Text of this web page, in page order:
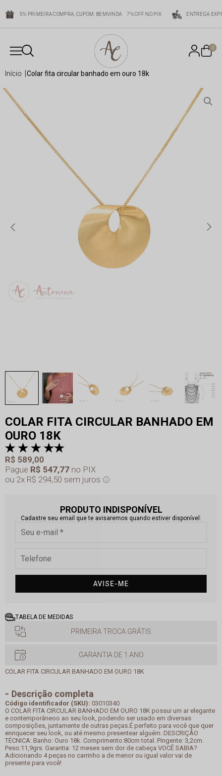
5% PRIMEIRA COMPRA, CUPOM: BEMVINDA 7% OFF NO PIX ENTREGA
0
início colar fita circular banhado em ouro 18k
COLAR FITA CIRCULAR BANHADO EM
OURO 18K
Pague R$ 547,77no PIX
R$ 589,00
2x R$ 294,50 sem juros
PRODUTO INDISPONÍVEL
Cadastre seu email que te avisaremos quando estiver disponível:
AVISE-ME
TABELA DE MEDIDAS
PRIMEIRA TROCA GRÁTIS
GARANTIA DE 1 ANO
COLAR FITA CIRCULAR BANHADO EM OURO 18K
Descrição completa
Código identificador (SKU): 03010340
O COLAR FITA CIRCULAR BANHADO EM OURO 18K possui um ar elegante
e contemporâneoo ao seu look, podendo ser usado em diversas
composições, juntamente de outras peças.É perfeito para você que quer
enriquecer seu look, ou até mesmo presentear alguém. DESCRIÇÃO
TÉCNICA: Banho: Ouro 18k. Comprimento:80cm total. Pingente: 3,2cm.
Peso:11,9grs. Garantia: 12 meses sem dor de cabeça VOCÊ SABIA?
Adicionando 4 peças no carrinho a de menor ou igual valor vai de
presente para você!